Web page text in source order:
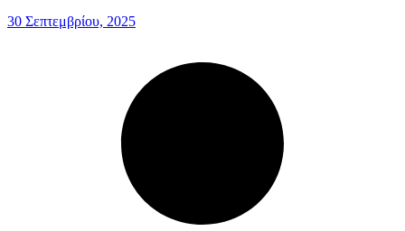
30 Σεπτεμβρίου, 2025